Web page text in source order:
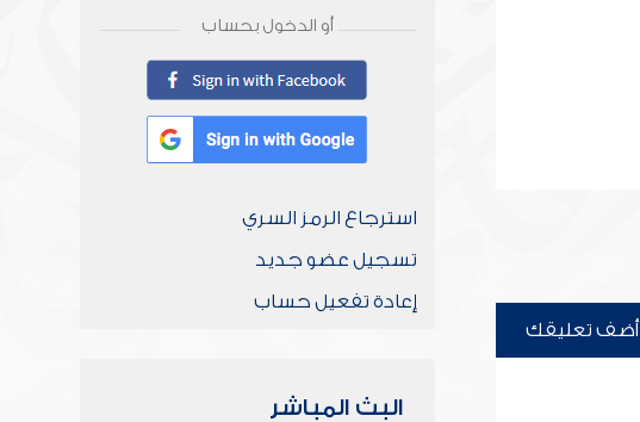
أضف تعليقك
أو الدخول بحساب
استرجاع الرمز السري
تسجيل عضو جديد
إعادة تفعيل حساب
البث المباشر